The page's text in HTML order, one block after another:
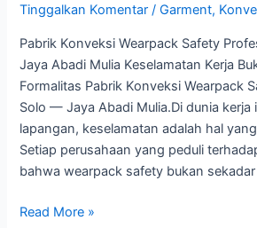
Tinggalkan Komentar /Garment,
Pabrik Konveksi Wearpack Safety
Jaya Abadi Mulia Keselamatan Kerja
Formalitas Pabrik Konveksi Wearpack
Solo — Jaya Abadi Mulia.Di dunia
lapangan, keselamatan adalah hal
Setiap perusahaan yang peduli
bahwa wearpack safety bukan
Solo
Jaya
Abadi
Mulia
Read More »